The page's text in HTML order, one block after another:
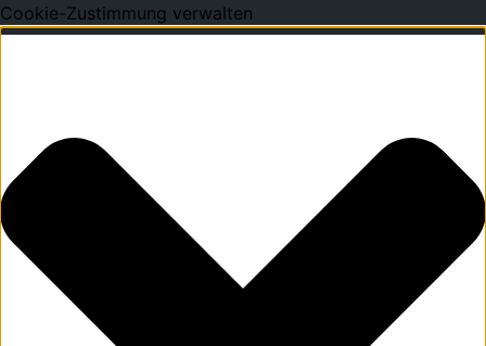
Cookie-Zustimmung verwalten